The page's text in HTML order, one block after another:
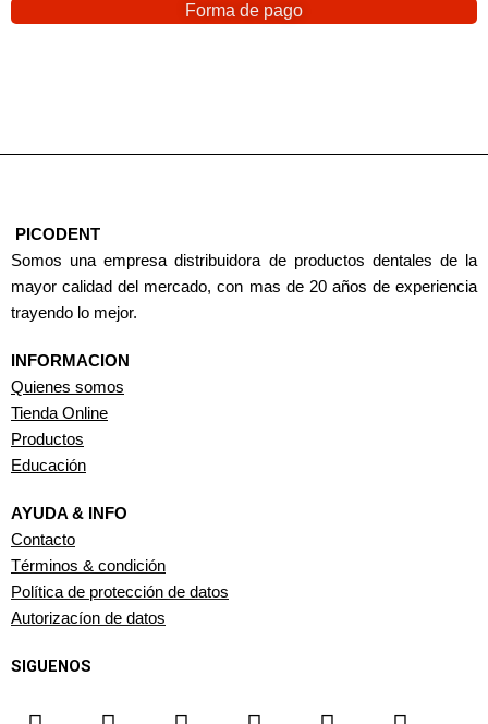
Forma de pago
PICODENT
Somos una empresa distribuidora de productos dentales de la
mayor calidad del mercado, con mas de 20 años de experiencia
trayendo lo mejor.
INFORMACION
Quienes somos
Tienda Online
Productos
Educación
AYUDA & INFO
Contacto
Términos & condición
Política de protección de datos
Autorizacíon de datos
SIGUENOS
F I Y L T W